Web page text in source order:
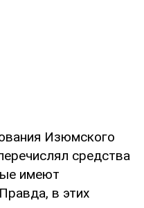
Изюмского
средства
имеют
в этих